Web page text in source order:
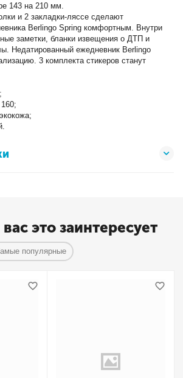
143 на 210 мм.
и 2 закладки-ляссе сделают
Berlingo Spring комфортным. Внутри
заметки, бланки извещения о ДТП и
Недатированный ежедневник Berlingo
3 комплекта стикеров станут
это заинтересует
популярные